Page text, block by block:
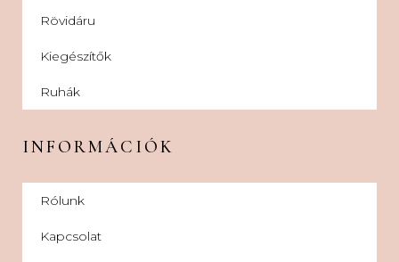
Rövidáru
Kiegészítők
Ruhák
INFORMÁCIÓK
Rólunk
Kapcsolat